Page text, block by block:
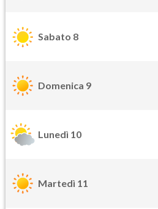
Sabato 8
Domenica 9
Lunedì 10
Martedì 11